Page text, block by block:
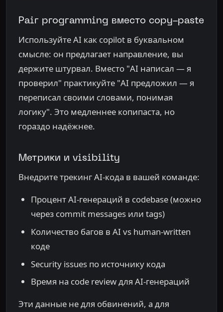
Pair programming вместо copy-paste
Используйте AI как copilot в буквальном
смысле: он предлагает направление, вы
держите штурвал. Вместо "AI написал — я
проверил" практикуйте "AI предложил — я
переписал своими словами, понимая
логику". Это медленнее копипаста, но
гораздо надёжнее.
Метрики и visibility
Внедрите трекинг AI-кода в вашей команде:
Процент AI-генераций в codebase (можно
через commit messages или tags)
Количество багов в AI vs human-written
коде
Security issues по источнику кода
Время на code review для AI-генераций
Эти данные не для обвинений, а для